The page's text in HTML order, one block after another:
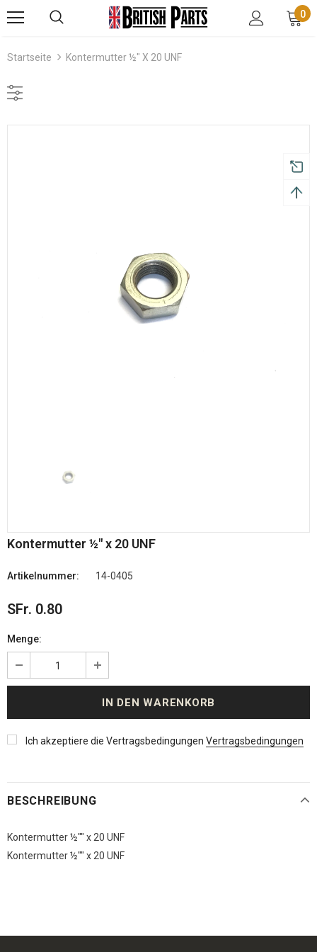
0
Startseite Kontermutter ½" X 20 UNF
Kontermutter ½" x 20 UNF
Artikelnummer: 14-0405
SFr. 0.80
Menge:
Ich akzeptiere die Vertragsbedingungen Vertragsbedingungen
BESCHREIBUNG
Kontermutter ½"" x 20 UNF
Kontermutter ½"" x 20 UNF